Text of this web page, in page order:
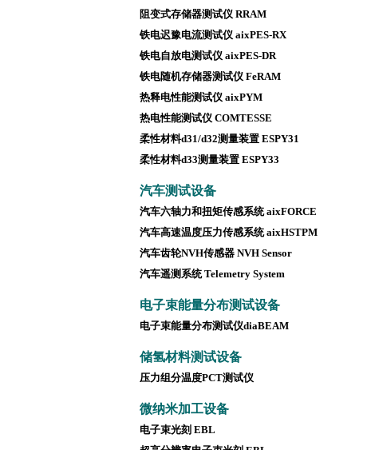
阻变式存储器测试仪 RRAM
铁电迟豫电流测试仪 aixPES-RX
铁电自放电测试仪 aixPES-DR
铁电随机存储器测试仪 FeRAM
热释电性能测试仪 aixPYM
热电性能测试仪 COMTESSE
柔性材料d31/d32测量装置 ESPY31
柔性材料d33测量装置 ESPY33
汽车测试设备
汽车六轴力和扭矩传感系统 aixFORCE
汽车高速温度压力传感系统 aixHSTPM
汽车齿轮NVH传感器 NVH Sensor
汽车遥测系统 Telemetry System
电子束能量分布测试设备
电子束能量分布测试仪diaBEAM
储氢材料测试设备
压力组分温度PCT测试仪
微纳米加工设备
电子束光刻 EBL